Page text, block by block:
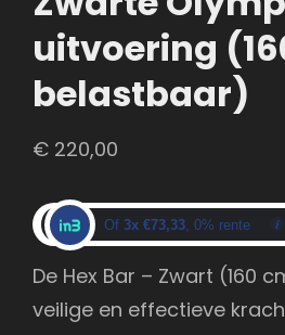
uitvoering
belastbaar)
€ 220,00
Of 3x €73,33, 0% rente
De Hex Bar – Zwart (160
veilige en effectieve